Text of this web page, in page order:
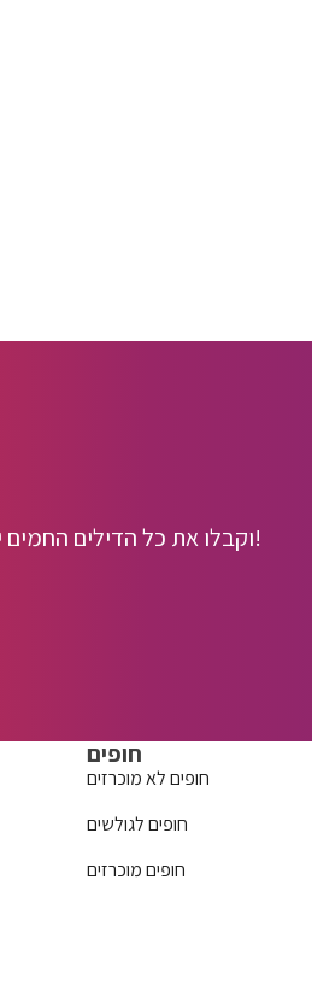
וקבלו את כל הדילים החמים ישר למייל!
חופים
חופים לא מוכרזים
חופים לגולשים
חופים מוכרזים